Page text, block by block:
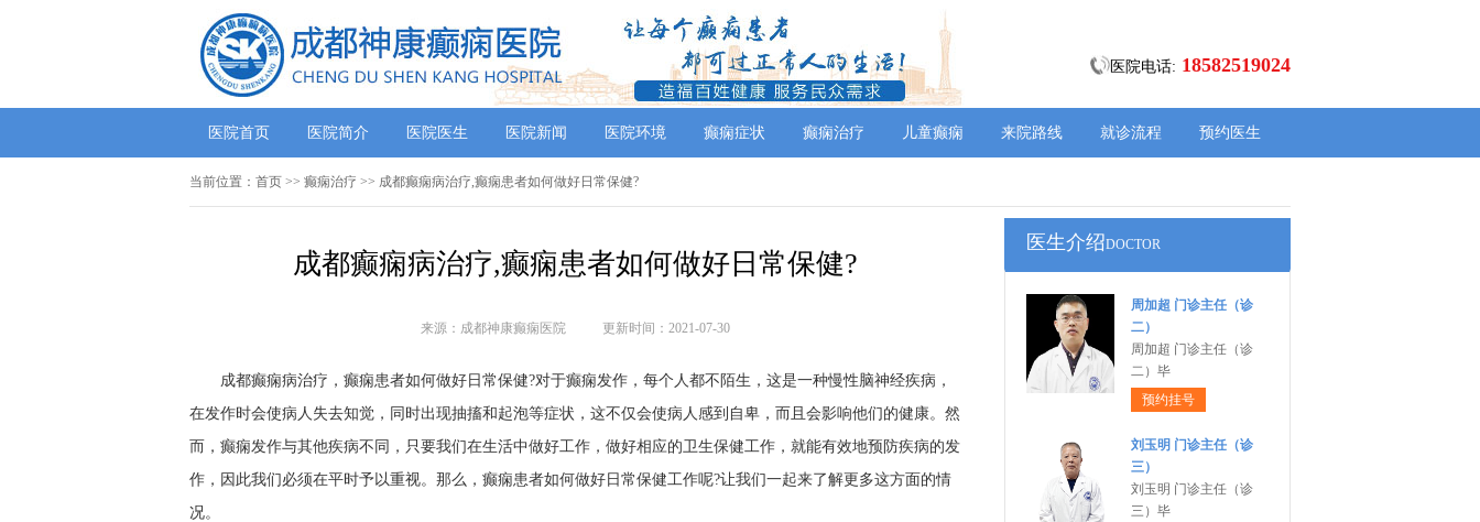
医院电话: 18582519024
医院首页 医院简介 医院医生 医院新闻 医院环境 癫痫症状 癫痫治疗 儿童癫痫 来院路线 就诊流程 预约医生
当前位置： 首页 >> 癫痫治疗 >> 成都癫痫病治疗,癫痫患者如何做好日常保健?
成都癫痫病治疗,癫痫患者如何做好日常保健?
来源：成都神康癫痫医院 更新时间：2021-07-30
成都癫痫病治疗，癫痫患者如何做好日常保健?对于癫痫发作，每个人都不陌生，这是一种慢性脑神经疾病，
在发作时会使病人失去知觉，同时出现抽搐和起泡等症状，这不仅会使病人感到自卑，而且会影响他们的健康。然
而，癫痫发作与其他疾病不同，只要我们在生活中做好工作，做好相应的卫生保健工作，就能有效地预防疾病的发
作，因此我们必须在平时予以重视。那么，癫痫患者如何做好日常保健工作呢?让我们一起来了解更多这方面的情
况。
医生介绍DOCTOR
周加超 门诊主任（诊
二）
周加超 门诊主任（诊
二）毕
预约挂号
刘玉明 门诊主任（诊
三）
刘玉明 门诊主任（诊
三）毕